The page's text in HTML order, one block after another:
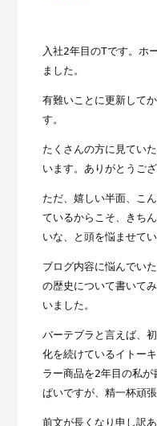
入社2年目のTです。ホ
ました。
有難いことに更新して
す。
たくさんの方に見てい
います。ありがとうござ
ただ、嬉しい半面、こ
ているからこそ、きち
いな、と頭を悩ませてい
ブログ内容に悩んでい
の歴史について書いて
いました。
バーテブラと言えば、
化を続けているイトー
ラー商品を2年目の私が
ぱいですが、精一杯頑
前文が長くなり申し訳